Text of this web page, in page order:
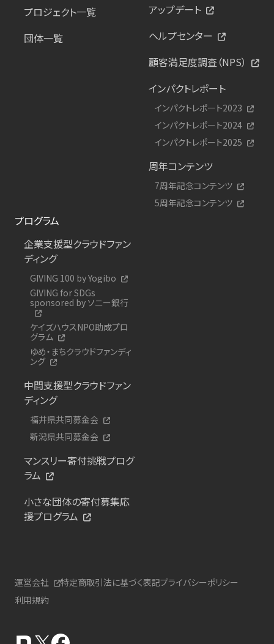
プロジェクト一覧
団体一覧
アップデート
ヘルプセンター
顧客満足度調査（NPS）
インパクトレポート
インパクトレポート2023
インパクトレポート2024
インパクトレポート2025
周年コンテンツ
7周年記念コンテンツ
5周年記念コンテンツ
プログラム
企業支援型クラウドファン
ディング
GIVING 100 by Yogibo
GIVING for SDGs
sponsored by ソニー銀行
ケイズハウスNPO助成プロ
グラム
ゆめ・まちクラウドファンディ
ング
中間支援型クラウドファン
ディング
福井県共同募金会
新潟県共同募金会
マンスリー寄付挑戦プログ
ラム
小さな団体の寄付募集応
援プログラム
運営会社 特定商取引法に基づく表記プライバシーポリシー
利用規約